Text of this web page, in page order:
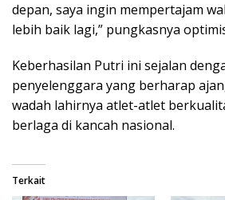
depan, saya ingin mempertajam
lebih baik lagi,” pungkasnya
Keberhasilan Putri ini sejalan
penyelenggara yang berharap
wadah lahirnya atlet-atlet
berlaga di kancah nasional.
Terkait